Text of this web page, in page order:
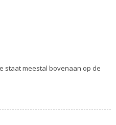
staat meestal bovenaan op de